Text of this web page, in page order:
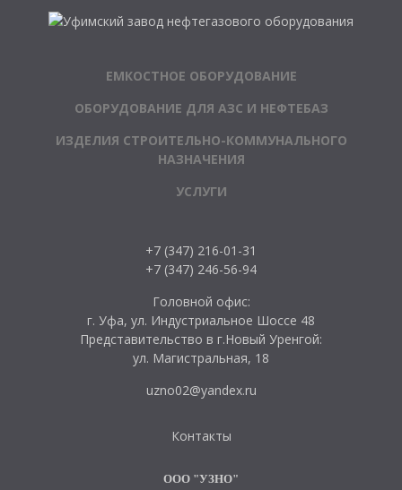
ЕМКОСТНОЕ ОБОРУДОВАНИЕ
ОБОРУДОВАНИЕ ДЛЯ АЗС И НЕФТЕБАЗ
ИЗДЕЛИЯ СТРОИТЕЛЬНО-КОММУНАЛЬНОГО
НАЗНАЧЕНИЯ
УСЛУГИ
+7 (347) 216-01-31
+7 (347) 246-56-94
Головной офис:
г. Уфа, ул. Индустриальное Шоссе 48
Представительство в г.Новый Уренгой:
ул. Магистральная, 18
uzno02@yandex.ru
Контакты
ООО "УЗНО"